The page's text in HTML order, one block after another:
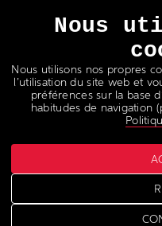
Coupeuses
CX165
Nous
Nous utilisons nos propres
l’utilisation du site web et
préférences sur la base
habitudes de navigation